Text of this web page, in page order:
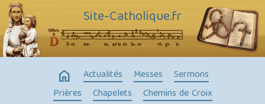
Site-Catholique.fr
home Actualités Messes
Sermons
Prières
Chapelets
Chemins de Croix